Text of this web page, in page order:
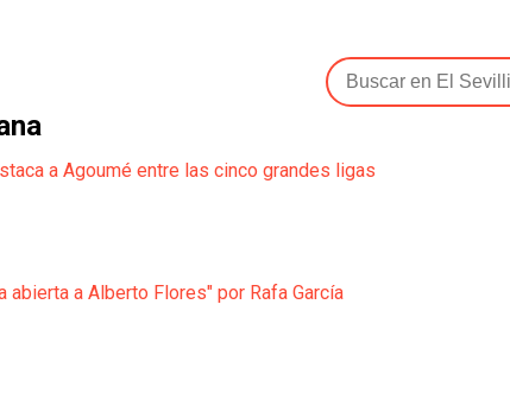
a Agoumé entre las cinco grandes ligas
abierta a Alberto Flores" por Rafa García